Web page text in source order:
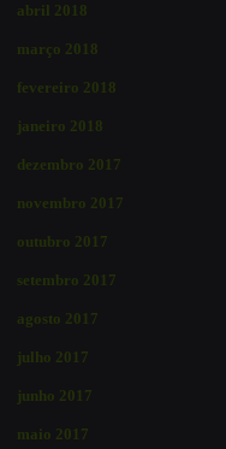
abril 2018
março 2018
fevereiro 2018
janeiro 2018
dezembro 2017
novembro 2017
outubro 2017
setembro 2017
agosto 2017
julho 2017
junho 2017
maio 2017